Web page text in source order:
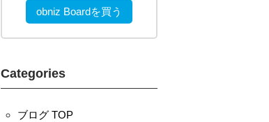
obniz Boardを買う
Categories
ブログ TOP